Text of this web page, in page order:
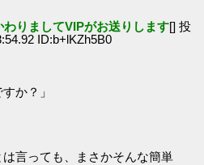
わりましてVIPがお送りします[] 投
ID:b+lKZh5B0
か？」
言っても、まさかそんな簡単